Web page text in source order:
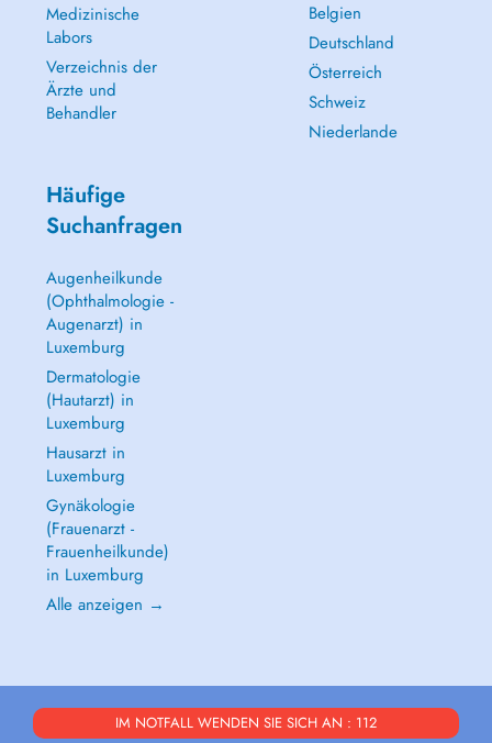
Medizinische
Labors
Verzeichnis der
Ärzte und
Behandler
Belgien
Deutschland
Österreich
Schweiz
Niederlande
Häufige
Suchanfragen
Augenheilkunde
(Ophthalmologie -
Augenarzt) in
Luxemburg
Dermatologie
(Hautarzt) in
Luxemburg
Hausarzt in
Luxemburg
Gynäkologie
(Frauenarzt -
Frauenheilkunde)
in Luxemburg
Alle anzeigen →
IM NOTFALL WENDEN SIE SICH AN : 112